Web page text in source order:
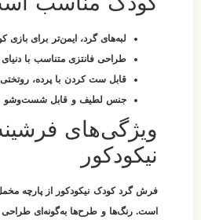
لبه‌های گرد، ایمن‌تر برای بازی
طراحی فانتزی متناسب با دنیای
قابل ست کردن با پرده، روتختی
جنس لطیف و قابل شست‌وشو
ویژگی‌های
نیکودکور
فرش گرد کودک نیکودکور از پارچه
است. رنگ‌ها و طرح‌ها به‌گونه‌ای طراحی